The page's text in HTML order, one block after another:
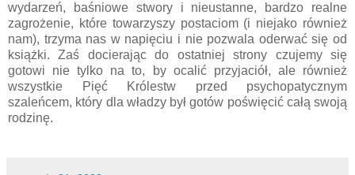
wydarzeń, baśniowe stwory i nieustanne, bardzo realne
zagrożenie, które towarzyszy postaciom (i niejako również
nam), trzyma nas w napięciu i nie pozwala oderwać się od
książki. Zaś docierając do ostatniej strony czujemy się
gotowi nie tylko na to, by ocalić przyjaciół, ale również
wszystkie Pięć Królestw przed psychopatycznym
szaleńcem, który dla władzy był gotów poświęcić całą swoją
rodzinę.